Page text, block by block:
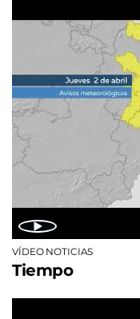
VÍDEO NOTICIAS
Tiempo